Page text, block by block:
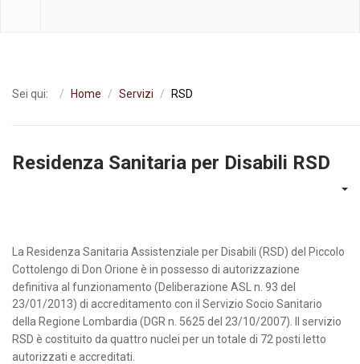
Sei qui: Home Servizi RSD
Residenza Sanitaria per Disabili RSD
La Residenza Sanitaria Assistenziale per Disabili (RSD) del Piccolo
Cottolengo di Don Orione è in possesso di autorizzazione
definitiva al funzionamento (Deliberazione ASL n. 93 del
23/01/2013) di accreditamento con il Servizio Socio Sanitario
della Regione Lombardia (DGR n. 5625 del 23/10/2007). Il servizio
RSD è costituito da quattro nuclei per un totale di 72 posti letto
autorizzati e accreditati.